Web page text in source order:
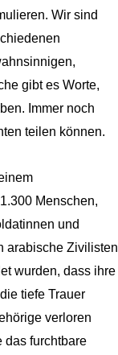
Wir sind
gibt es Worte,
Immer noch
teilen können.
Menschen,
und
arabische Zivilisten
wurden, dass ihre
tiefe Trauer
verloren
das furchtbare